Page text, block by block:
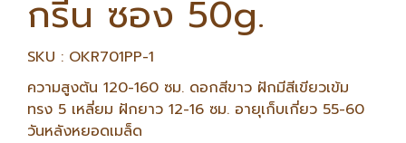
กรีน ซอง 50g.
SKU : OKR701PP-1
ความสูงต้น 120-160 ซม. ดอกสีขาว ฝักมีสีเขียวเข้ม
ทรง 5 เหลี่ยม ฝักยาว 12-16 ซม. อายุเก็บเกี่ยว 55-60
วันหลังหยอดเมล็ด